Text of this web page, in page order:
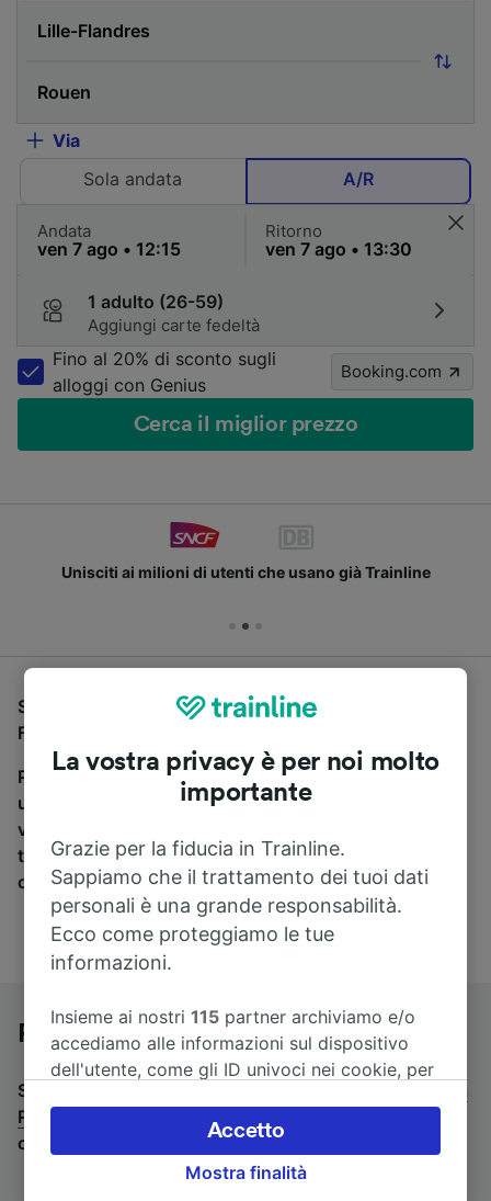
Via
Sola andata
A/R
Andata Ritorno
1 adulto (26-59)
Aggiungi carte fedeltà
Fino al 20% di sconto sugli
alloggi con Genius
Booking.com
Cerca il miglior prezzo
Unisciti ai milioni di utenti che usano già Trainline
Se stai cercando un pullman per viaggiare da Lille-
Flandres a Rouen, sei nel posto giusto.
Per trovare i biglietti dei pullman, è sufficiente avviare
una ricerca in alto, e compareremo i tempi e i costi del
viaggio in treno e in pullman. Con Trainline puoi
trovare i biglietti per viaggiare con oltre 170
compagnie ferroviarie e dei pullman.
Pullman da Lille-Flandres a Rouen
Stai cercando un viaggio di ritorno? Vai su
Rouen a Lille-Flandres
Se preferisci prendere il treno,
consulta la pagina
treni da Lille-Flandres a Rouen
La vostra privacy è per noi molto
importante
Grazie per la fiducia in Trainline.
Sappiamo che il trattamento dei tuoi dati
personali è una grande responsabilità.
Ecco come proteggiamo le tue
informazioni.
Insieme ai nostri115 partner archiviamo e/o
accediamo alle informazioni sul dispositivo
dell'utente, come gli ID univoci nei cookie, per
accettare o gestire le proprie scelte facendo
clic di seguito, tra cui il proprio diritto di
opporsi sulla base di un interesse legittimo o
Mostra finalità
Accetto